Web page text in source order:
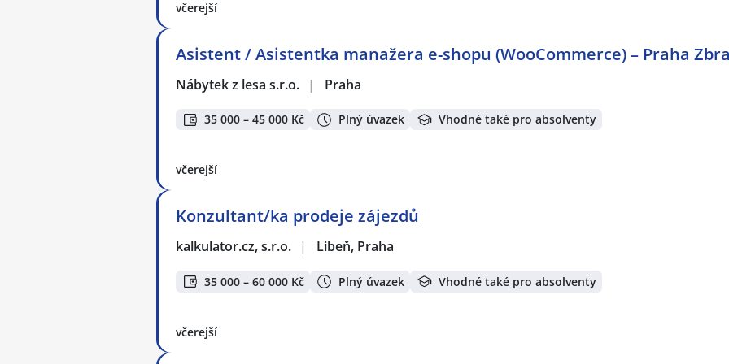
včerejší
Asistent / Asistentka manažera e-shopu (WooCommerce) – Praha
Nábytek z lesa s.r.o. | Praha
35 000 – 45 000 Kč Plný úvazek Vhodné také pro absolventy
včerejší
Konzultant/ka prodeje zájezdů
kalkulator.cz, s.r.o. | Libeň, Praha
35 000 – 60 000 Kč Plný úvazek Vhodné také pro absolventy
včerejší